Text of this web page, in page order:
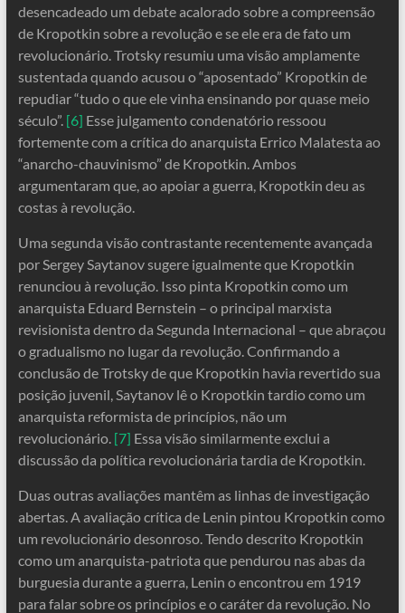
desencadeado um debate acalorado sobre a compreensão
de Kropotkin sobre a revolução e se ele era de fato um
revolucionário. Trotsky resumiu uma visão amplamente
sustentada quando acusou o “aposentado” Kropotkin de
repudiar “tudo o que ele vinha ensinando por quase meio
século”. [6] Esse julgamento condenatório ressoou
fortemente com a crítica do anarquista Errico Malatesta ao
“anarcho-chauvinismo” de Kropotkin. Ambos
argumentaram que, ao apoiar a guerra, Kropotkin deu as
costas à revolução.
Uma segunda visão contrastante recentemente avançada
por Sergey Saytanov sugere igualmente que Kropotkin
renunciou à revolução. Isso pinta Kropotkin como um
anarquista Eduard Bernstein – o principal marxista
revisionista dentro da Segunda Internacional – que abraçou
o gradualismo no lugar da revolução. Confirmando a
conclusão de Trotsky de que Kropotkin havia revertido sua
posição juvenil, Saytanov lê o Kropotkin tardio como um
anarquista reformista de princípios, não um
revolucionário. [7] Essa visão similarmente exclui a
discussão da política revolucionária tardia de Kropotkin.
Duas outras avaliações mantêm as linhas de investigação
abertas. A avaliação crítica de Lenin pintou Kropotkin como
um revolucionário desonroso. Tendo descrito Kropotkin
como um anarquista-patriota que pendurou nas abas da
burguesia durante a guerra, Lenin o encontrou em 1919
para falar sobre os princípios e o caráter da revolução. No